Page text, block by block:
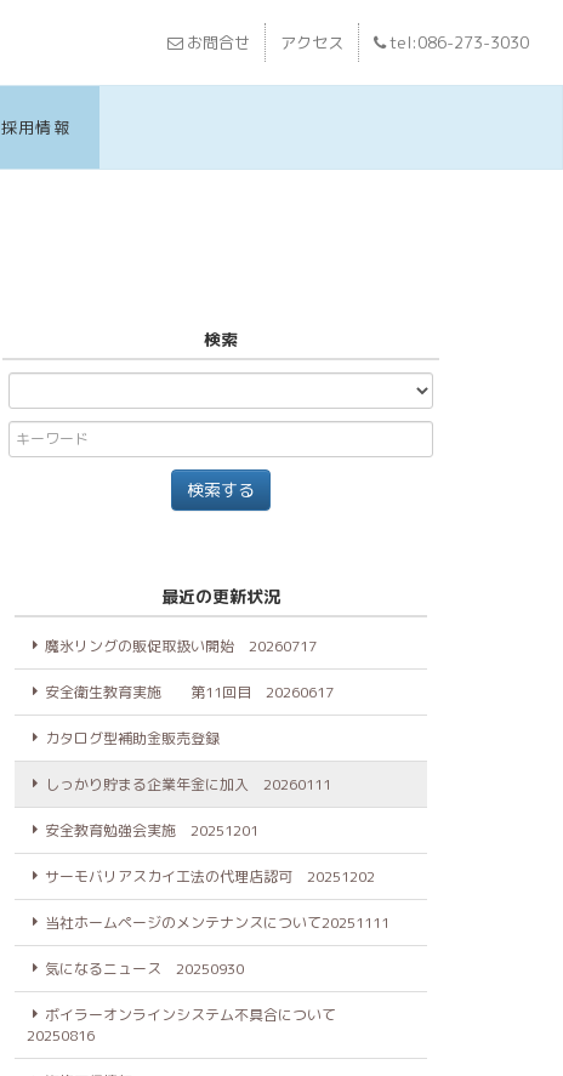
お問合せ アクセス tel:086-273-3030
採用情報
検索
最近の更新状況
魔氷リングの販促取扱い開始 20260717
安全衛生教育実施 第11回目 20260617
カタログ型補助金販売登録
しっかり貯まる企業年金に加入 20260111
安全教育勉強会実施 20251201
サーモバリアスカイ工法の代理店認可 20251202
当社ホームページのメンテナンスについて20251111
気になるニュース 20250930
ボイラーオンラインシステム不具合について
20250816